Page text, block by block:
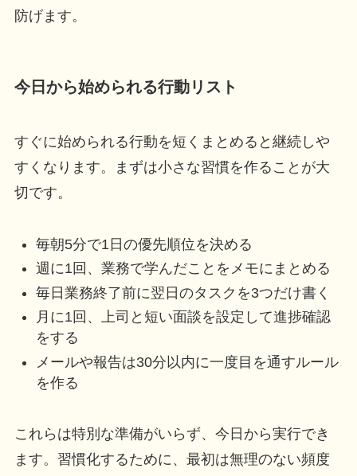
防げます。
今日から始められる行動リスト
すぐに始められる行動を短くまとめると継続しや
すくなります。まずは小さな習慣を作ることが大
切です。
毎朝5分で1日の優先順位を決める
週に1回、業務で学んだことをメモにまとめる
毎日業務終了前に翌日のタスクを3つだけ書く
月に1回、上司と短い面談を設定して進捗確認
をする
メールや報告は30分以内に一度目を通すルール
を作る
これらは特別な準備がいらず、今日から実行でき
ます。習慣化するために、最初は無理のない頻度